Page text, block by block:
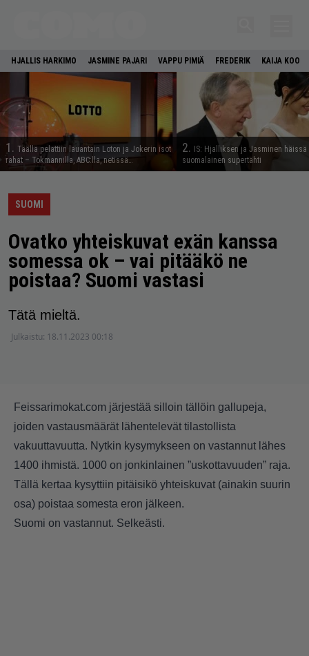
HJALLIS HARKIMO JASMINE PAJARI VAPPU PIMIÄ FREDERIK KAIJA KOO
1. Täällä pelattiin lauantain Loton ja Jokerin isot
rahat – Tokmannilla, ABC:lla, netissä…
2.
IS: Hjalliksen ja Jasminen häissä
suomalainen supertähti
SUOMI
Ovatko yhteiskuvat exän kanssa
somessa ok – vai pitääkö ne
poistaa? Suomi vastasi
Tätä mieltä.
Julkaistu: 18.11.2023 00:18
Feissarimokat.com järjestää silloin tällöin gallupeja,
joiden vastausmäärät lähentelevät tilastollista
vakuuttavuutta. Nytkin kysymykseen on vastannut lähes
1400 ihmistä. 1000 on jonkinlainen ”uskottavuuden” raja.
Tällä kertaa kysyttiin pitäisikö yhteiskuvat (ainakin suurin
osa) poistaa somesta eron jälkeen.
Suomi on vastannut. Selkeästi.